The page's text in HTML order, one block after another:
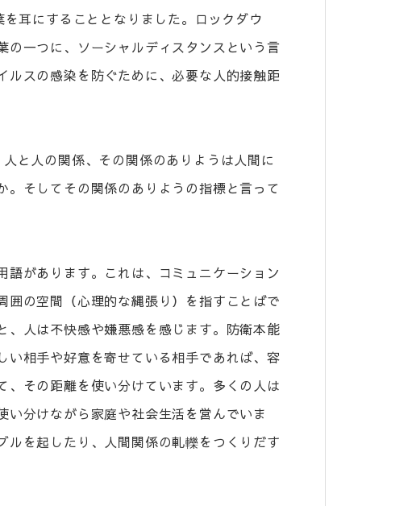
耳にすることとなりました。ロックダウ
の一つに、ソーシャルディスタンスという言
スの感染を防ぐために、必要な人的接触距
と人の関係、その関係のありようは人間に
そしてその関係のありようの指標と言って
語があります。これは、コミュニケーション
の空間（心理的な縄張り）を指すことばで
人は不快感や嫌悪感を感じます。防衛本能
相手や好意を寄せている相手であれば、容
その距離を使い分けています。多くの人は
分けながら家庭や社会生活を営んでいま
を起したり、人間関係の軋轢をつくりだす